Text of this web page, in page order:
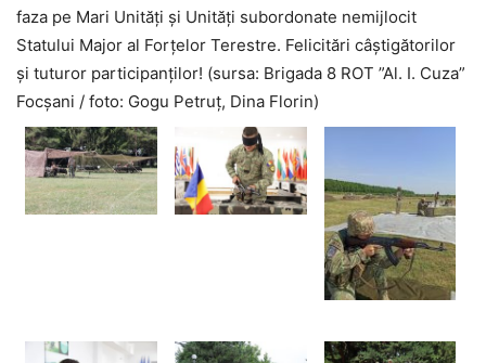
faza pe Mari Unităţi şi Unităţi subordonate nemijlocit
Statului Major al Forţelor Terestre. Felicitări câștigătorilor
și tuturor participanților! (sursa: Brigada 8 ROT ”Al. I. Cuza”
Focșani / foto: Gogu Petruț, Dina Florin)